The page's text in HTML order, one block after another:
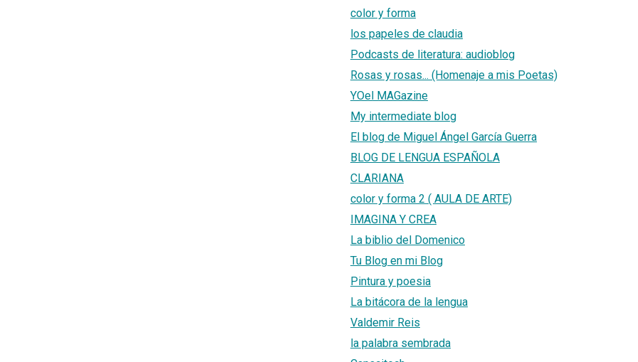
color y forma
los papeles de claudia
Podcasts de literatura: audioblog
Rosas y rosas... (Homenaje a mis Poetas)
YOel MAGazine
My intermediate blog
El blog de Miguel Ángel García Guerra
BLOG DE LENGUA ESPAÑOLA
CLARIANA
color y forma 2 ( AULA DE ARTE)
IMAGINA Y CREA
La biblio del Domenico
Tu Blog en mi Blog
Pintura y poesia
La bitácora de la lengua
Valdemir Reis
la palabra sembrada